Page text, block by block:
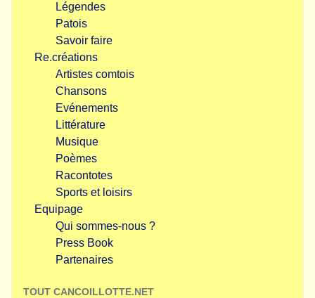
Légendes
Patois
Savoir faire
Re.créations
Artistes comtois
Chansons
Evénements
Littérature
Musique
Poèmes
Racontotes
Sports et loisirs
Equipage
Qui sommes-nous ?
Press Book
Partenaires
TOUT CANCOILLOTTE.NET